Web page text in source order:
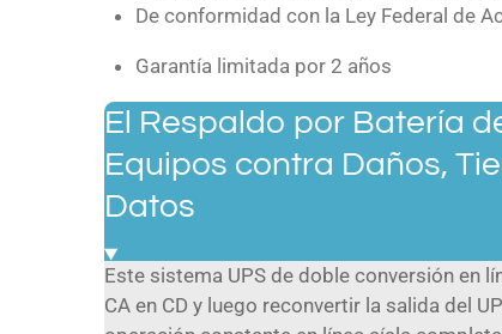
De conformidad con la Ley Federal de
Garantía limitada por 2 años
El Respaldo por Batería
Equipos contra Daños,
Datos
Este sistema UPS de doble conversión en
CA en CD y luego reconvertir la salida del